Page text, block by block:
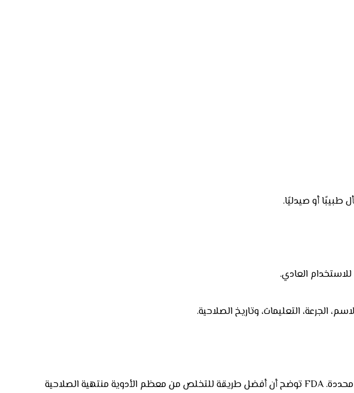
طبيبًا أو صيدليًا.
العادي.
الجرعة، التعليمات، وتاريخ الصلاحية.
لا ترمِ الأدوية عشوائيًا، ولا تفرغها في الحوض أو المرحاض إلا إذا كانت التعليمات الرسمية تسمح بذلك لحالات محددة. FDA توضح أن أفضل طريقة للتخلص من معظم الأدوية منتهية الصلاحية